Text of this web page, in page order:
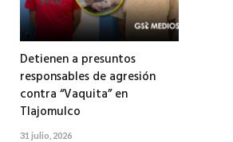
Detienen a presuntos
responsables de agresión
contra “Vaquita” en
Tlajomulco
31 julio, 2026